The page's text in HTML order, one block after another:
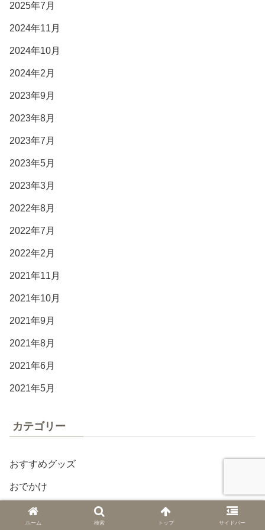
2025年7月
2024年11月
2024年10月
2024年2月
2023年9月
2023年8月
2023年7月
2023年5月
2023年3月
2022年8月
2022年7月
2022年2月
2021年11月
2021年10月
2021年9月
2021年8月
2021年6月
2021年5月
カテゴリー
おすすめグッズ
おでかけ
ギフト
ホーム 検索 トップ サイドバー